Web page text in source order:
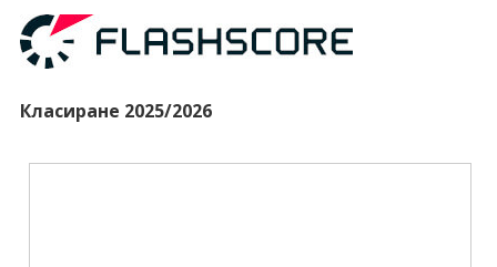
Класиране 2025/2026